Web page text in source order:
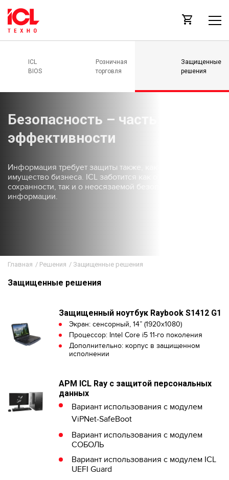
ICL
BIOS
Розничная
торговля
Защищенные
решения
Безопасность – часть
эффективности
Информация требует защиты также, как и любое другое
имущество бизнеса. ICL заботится как о физической
сохранности, так и о неосязаемой безопасности вашей
информации.
Главная / Решения / Защищенные решения
Защищенные решения
Защищенный ноутбук Raybook S1412 G1
Экран: сенсорный, 14” (1920x1080)
Процессор: Intel Core i5 11-го поколения
Дополнительно: корпус в защищенном
исполнении
АРМ ICL Ray с защитой персональных
данных
Вариант использования с модулем
ViPNet-SafeBoot
Вариант использования с модулем
СОБОЛЬ
Вариант использования с модулем ICL
UEFI Guard